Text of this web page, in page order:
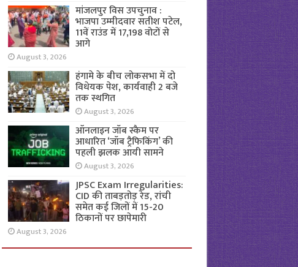
मांजलपुर विस उपचुनाव :
भाजपा उम्मीदवार सतीश पटेल,
11वें राउंड में 17,198 वोटों से
आगे
August 3, 2026
हंगामे के बीच लोकसभा में दो
विधेयक पेश, कार्यवाही 2 बजे
तक स्थगित
August 3, 2026
ऑनलाइन जॉब स्कैम पर
आधारित ‘जॉब ट्रैफिकिंग’ की
पहली झलक आयी सामने
August 3, 2026
JPSC Exam Irregularities:
CID की ताबड़तोड़ रेड, रांची
समेत कई जिलों में 15-20
ठिकानों पर छापेमारी
August 3, 2026